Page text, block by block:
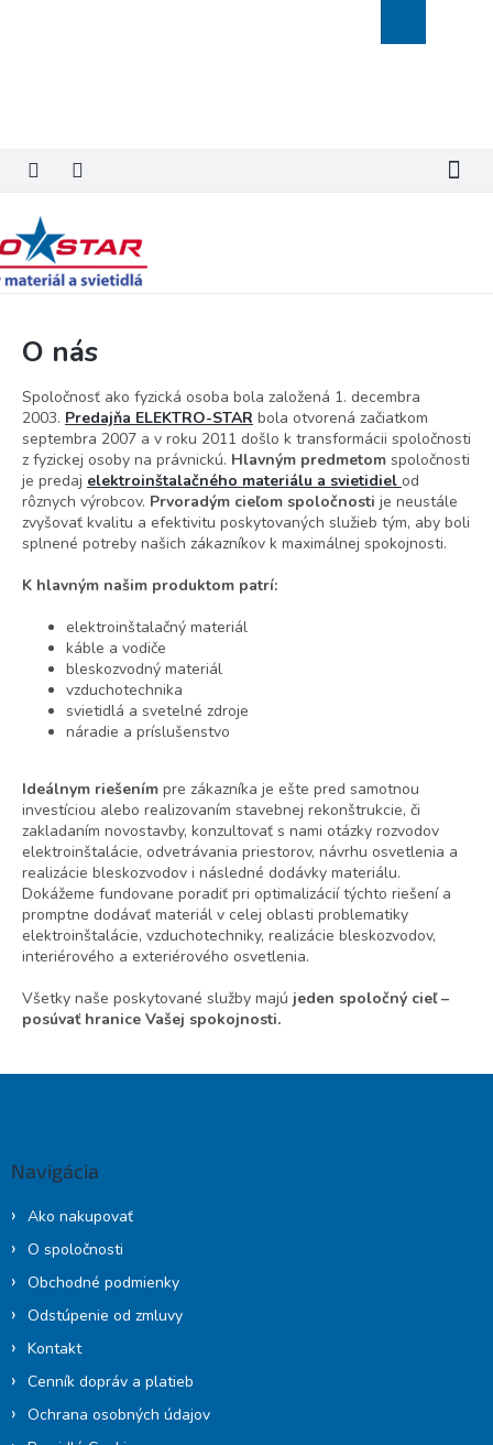
košík
O nás
Spoločnosť ako fyzická osoba bola založená 1. decembra
2003. Predajňa ELEKTRO-STAR bola otvorená začiatkom
septembra 2007 a v roku 2011 došlo k transformácii spoločnosti
z fyzickej osoby na právnickú. Hlavným predmetom spoločnosti
je predaj elektroinštalačného materiálu a svietidiel od
rôznych výrobcov. Prvoradým cieľom spoločnosti je neustále
zvyšovať kvalitu a efektivitu poskytovaných služieb tým, aby boli
splnené potreby našich zákazníkov k maximálnej spokojnosti.
K hlavným našim produktom patrí:
elektroinštalačný materiál
káble a vodiče
bleskozvodný materiál
vzduchotechnika
svietidlá a svetelné zdroje
náradie a príslušenstvo
Ideálnym riešením pre zákazníka je ešte pred samotnou
investíciou alebo realizovaním stavebnej rekonštrukcie, či
zakladaním novostavby, konzultovať s nami otázky rozvodov
elektroinštalácie, odvetrávania priestorov, návrhu osvetlenia a
realizácie bleskozvodov i následné dodávky materiálu.
Dokážeme fundovane poradiť pri optimalizácií týchto riešení a
promptne dodávať materiál v celej oblasti problematiky
elektroinštalácie, vzduchotechniky, realizácie bleskozvodov,
interiérového a exteriérového osvetlenia.
Všetky naše poskytované služby majú jeden spoločný cieľ –
posúvať hranice Vašej spokojnosti.
Navigácia
Ako nakupovať
O spoločnosti
Obchodné podmienky
Odstúpenie od zmluvy
Kontakt
Cenník dopráv a platieb
Ochrana osobných údajov